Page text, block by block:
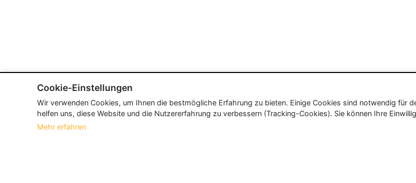
Cookie-Einstellungen
Wir verwenden Cookies, um Ihnen die bestmögliche Erfahrung zu bieten. Einige Cookies sind notwendig für
helfen uns, diese Website und die Nutzererfahrung zu verbessern (Tracking-Cookies). Sie können Ihre
Mehr erfahren